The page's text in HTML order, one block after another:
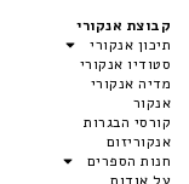
קבוצת אנקורי
תיכון אנקורי
סטודיו אנקורי
מדיה אנקורי
אנקור
קורסי הבגרות
אנקוריזום
חנות הספרים